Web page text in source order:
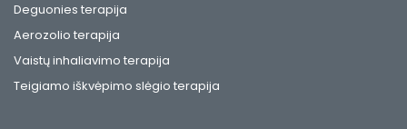
Deguonies terapija
Aerozolio terapija
Vaistų inhaliavimo terapija
Teigiamo iškvėpimo slėgio terapija